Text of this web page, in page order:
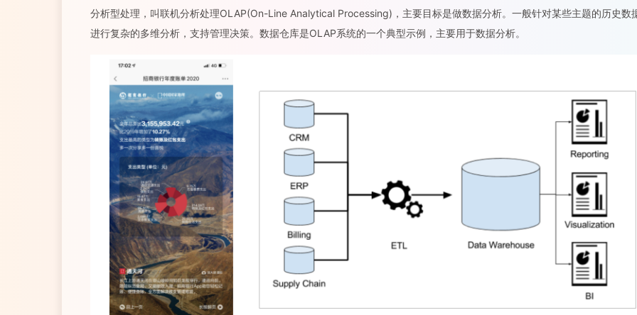
分析型处理，叫联机分析处理OLAP(On-Line Analytical Processing)，主要目标是做数据分析。一般针对某些主题的历史数
进行复杂的多维分析，支持管理决策。数据仓库是OLAP系统的一个典型示例，主要用于数据分析。